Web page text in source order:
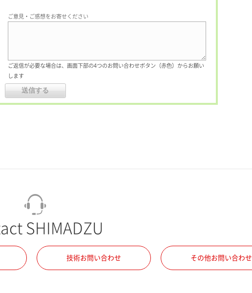
ご意見・ご感想をお寄せください
ご返信が必要な場合は、画面下部の4つのお問い合わせボタン（赤色）からお願い
します
SHIMADZU
技術お問い合わせ その他お問い合わせ